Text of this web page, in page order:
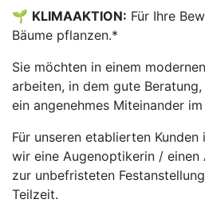
🌱 KLIMAAKTION: Für Ihre
Bäume pflanzen.*
Sie möchten in einem
arbeiten, in dem gute
ein angenehmes Miteinander
Für unseren etablierten
wir eine Augenoptikerin /
zur unbefristeten
Teilzeit.